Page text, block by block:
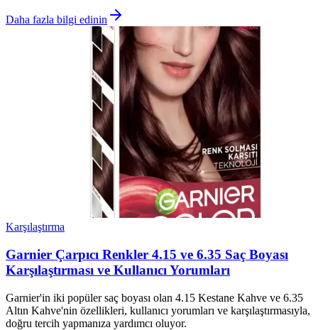
Daha fazla bilgi edinin
Karşılaştırma
Garnier Çarpıcı Renkler 4.15 ve 6.35 Saç Boyası
Karşılaştırması ve Kullanıcı Yorumları
Garnier'in iki popüler saç boyası olan 4.15 Kestane Kahve ve 6.35
Altın Kahve'nin özellikleri, kullanıcı yorumları ve karşılaştırmasıyla,
doğru tercih yapmanıza yardımcı oluyor.